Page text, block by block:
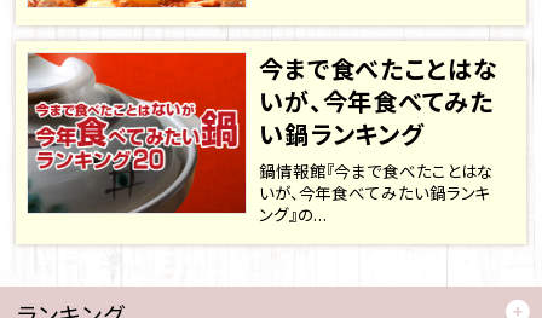
今まで食べたことはな
いが、今年食べてみた
い鍋ランキング
鍋情報館『今まで食べたことはな
いが、今年食べてみたい鍋ランキ
ング』の...